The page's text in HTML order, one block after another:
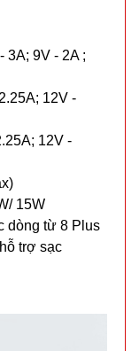
3A; 9V - 2A ;
12V -
12V -
15W
dòng từ 8 Plus
trợ sạc